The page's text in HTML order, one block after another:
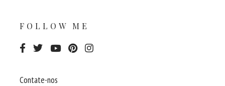
FOLLOW ME
Contate-nos